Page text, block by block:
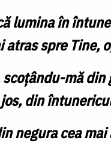
lumina în
atras spre Tine,
mă din
jos, din
negura cea mai